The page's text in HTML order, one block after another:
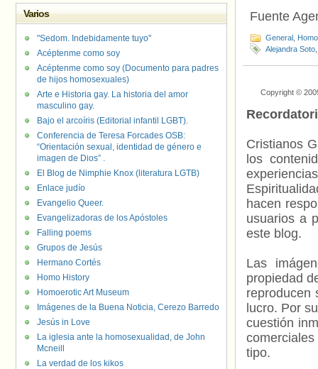
Fuente
General
Alejandra Soto
Copyright ©
Cristianos
los
hacen
usuarios a
este blog.
Las
propiedad
reproducen
lucro. Por
cuestión
tipo.
Varios
"Sedom. Indebidamente tuyo"
Acéptenme como soy
Acéptenme como soy (Documento para padres
de hijos homosexuales)
Arte e Historia gay. La historia del amor
masculino gay.
Bajo el arcoíris (Editorial infantil LGBT).
Conferencia de Teresa Forcades OSB:
“Orientación sexual, identidad de género e
imagen de Dios” .
El Blog de Nimphie Knox (literatura LGTB)
Enlace judío
Evangelio Queer.
Evangelizadoras de los Apóstoles
Falling poems
Grupos de Jesús
Hermano Cortés
Homo History
Homoerotic Art Museum
Imágenes de la Buena Noticia, Cerezo Barredo
Jesús in Love
La iglesia ante la homosexualidad, de John
Mcneill
La verdad de los kikos